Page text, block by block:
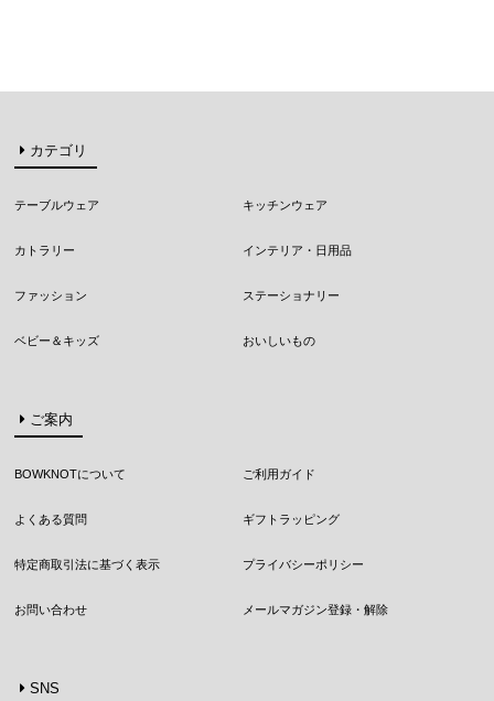
カテゴリ
テーブルウェア キッチンウェア
カトラリー インテリア・日用品
ファッション ステーショナリー
ベビー＆キッズ おいしいもの
ご案内
BOWKNOTについて ご利用ガイド
よくある質問 ギフトラッピング
特定商取引法に基づく表示 プライバシーポリシー
お問い合わせ メールマガジン登録・解除
SNS